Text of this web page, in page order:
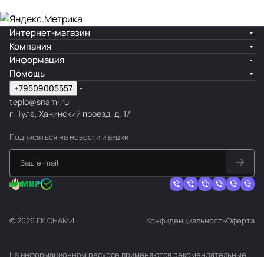
Интернет-магазин
Компания
Информация
Помощь
+79509005557
teplo@snami.ru
г. Тула, Ханинский проезд, д. 17
Подписаться на новости и акции
© 2026 ГК СНАМИ КонфиденциальностьОферта
На информационном ресурсе применяются рекомендательные